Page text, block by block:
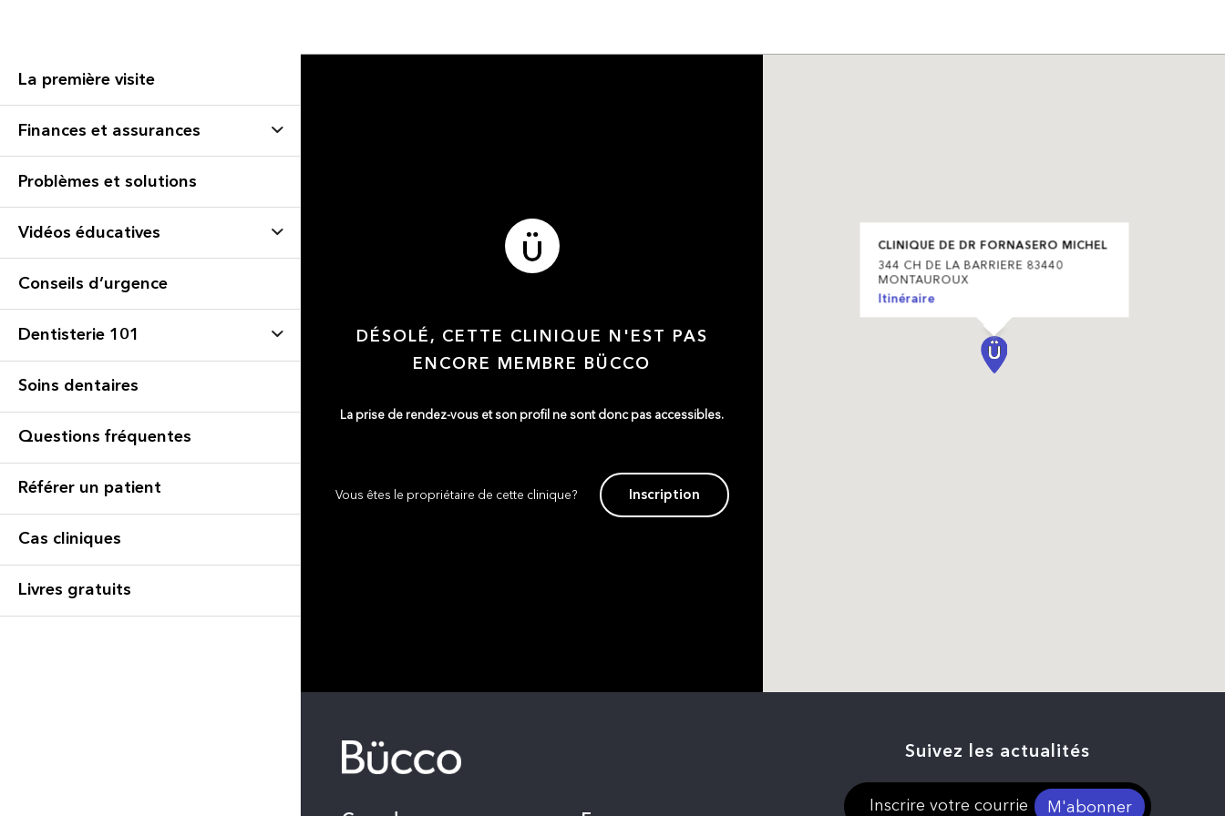
La première visite
Finances et assurances
Problèmes et solutions
Vidéos éducatives
Conseils d’urgence
Dentisterie 101
Soins dentaires
Questions fréquentes
Référer un patient
Cas cliniques
Livres gratuits
DÉSOLÉ, CETTE CLINIQUE N'EST PAS
ENCORE MEMBRE BÜCCO
La prise de rendez-vous et son profil ne sont donc pas accessibles.
Vous êtes le propriétaire de cette clinique? Inscription
CLINIQUE DE DR FORNASERO MICHEL
344 CH DE LA BARRIERE 83440
MONTAUROUX
Itinéraire
Suivez les actualités
M'abonner